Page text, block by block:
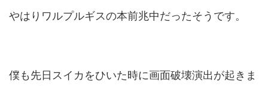
やはりワルプルギスの本前兆中だったそうです。
僕も先日スイカをひいた時に画面破壊演出が起きま